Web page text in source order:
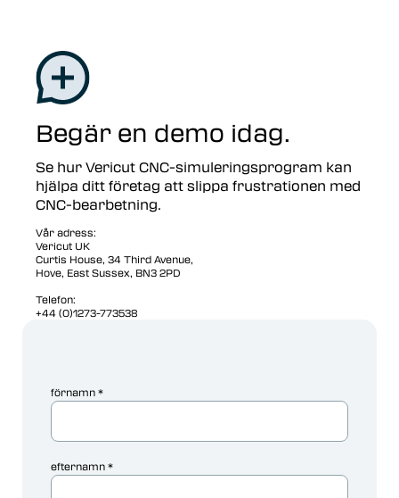
Begär en demo idag.
Se hur Vericut CNC-simuleringsprogram kan
hjälpa ditt företag att slippa frustrationen med
CNC-bearbetning.
Vår adress:
Vericut UK
Curtis House, 34 Third Avenue,
Hove, East Sussex, BN3 2PD
Telefon:
+44 (0)1273-773538